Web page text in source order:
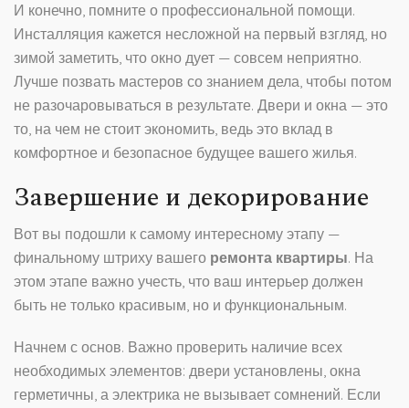
И конечно, помните о профессиональной помощи.
Инсталляция кажется несложной на первый взгляд, но
зимой заметить, что окно дует — совсем неприятно.
Лучше позвать мастеров со знанием дела, чтобы потом
не разочаровываться в результате. Двери и окна — это
то, на чем не стоит экономить, ведь это вклад в
комфортное и безопасное будущее вашего жилья.
Завершение и декорирование
Вот вы подошли к самому интересному этапу —
финальному штриху вашего ремонта квартиры. На
этом этапе важно учесть, что ваш интерьер должен
быть не только красивым, но и функциональным.
Начнем с основ. Важно проверить наличие всех
необходимых элементов: двери установлены, окна
герметичны, а электрика не вызывает сомнений. Если